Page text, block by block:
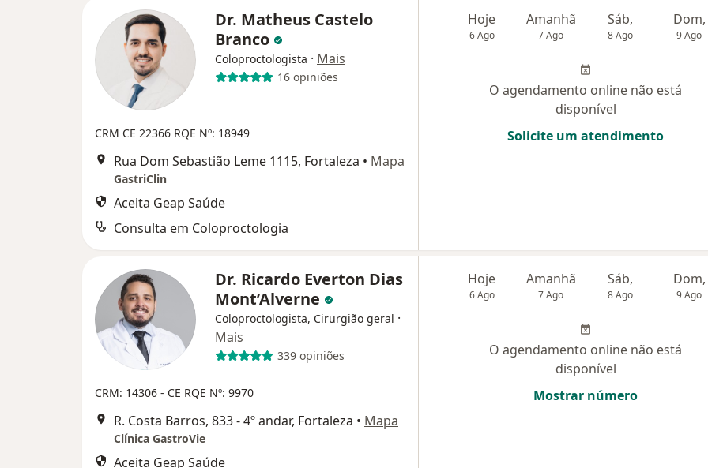
Dr. Matheus Castelo
Branco
Coloproctologista · Mais
16 opiniões
CRM CE 22366 RQE Nº: 18949
Rua Dom Sebastião Leme 1115, Fortaleza • Mapa
GastriClin
Aceita Geap Saúde
Consulta em Coloproctologia
Hoje
6 Ago
Amanhã
7 Ago
Sáb,
8 Ago
Dom,
9 Ago
O agendamento online não está
disponível
Solicite um atendimento
Dr. Ricardo Everton Dias
Mont’Alverne
Coloproctologista, Cirurgião geral ·
Mais
339 opiniões
CRM: 14306 - CE RQE Nº: 9970
R. Costa Barros, 833 - 4º andar, Fortaleza • Mapa
Clínica GastroVie
Aceita Geap Saúde
Hoje
6 Ago
Amanhã
7 Ago
Sáb,
8 Ago
Dom,
9 Ago
O agendamento online não está
disponível
Mostrar número